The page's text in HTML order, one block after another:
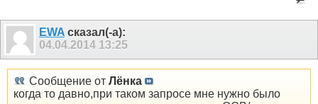
EWA сказал(-а):
04.04.2014 13:25
Сообщение от Лёнка
когда то давно,при таком запросе мне нужно было